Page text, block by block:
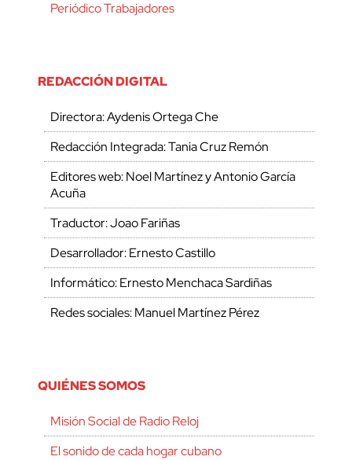
Periódico Trabajadores
REDACCIÓN DIGITAL
Directora: Aydenis Ortega Che
Redacción Integrada: Tania Cruz Remón
Editores web: Noel Martínez y Antonio García
Acuña
Traductor: Joao Fariñas
Desarrollador: Ernesto Castillo
Informático: Ernesto Menchaca Sardiñas
Redes sociales: Manuel Martínez Pérez
QUIÉNES SOMOS
Misión Social de Radio Reloj
El sonido de cada hogar cubano